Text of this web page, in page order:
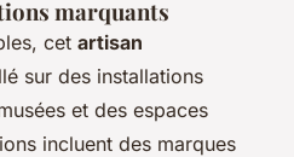
marquants
cet artisan
sur des installations
et des espaces
incluent des marques